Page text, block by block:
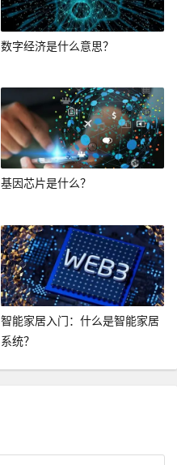
数字经济是什么意思？
基因芯片是什么？
智能家居入门：什么是智能家居
系统？